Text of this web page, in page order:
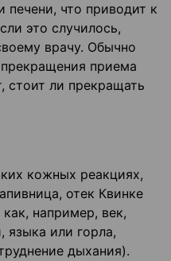
что приводит к
это случилось,
врачу. Обычно
приема
стоит ли прекращать
кожных реакциях,
отек Квинке
например, век,
языка или горла,
дыхания).